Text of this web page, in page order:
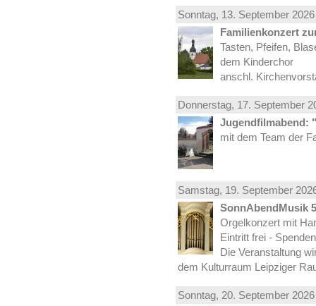
Sonntag, 13. September
Familienkonzert
Tasten, Pfeifen,
dem Kinderchor
anschl.
Donnerstag, 17. September
Jugendfilmabend:
mit dem Team der
Samstag, 19. September
SonnAbendMusik 5
Orgelkonzert mit
Eintritt frei -
Die Veranstaltung
dem Kulturraum Leipziger
Sonntag, 20. September